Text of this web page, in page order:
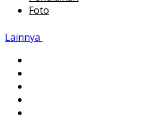
Foto
Lainnya